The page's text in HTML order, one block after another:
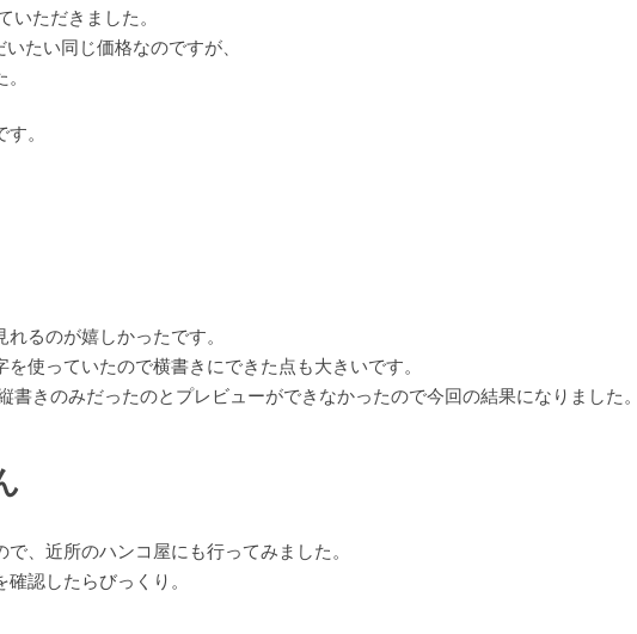
いただきました。
たい同じ価格なのですが、
。
るのが嬉しかったです。
使っていたので横書きにできた点も大きいです。
書きのみだったのとプレビューができなかったので今回の結果になりました。
、近所のハンコ屋にも行ってみました。
認したらびっくり。